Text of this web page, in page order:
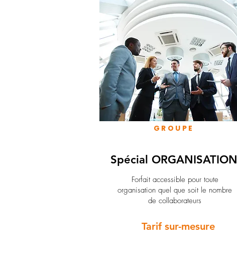
GROUPE
Spécial ORGANISATION
Forfait accessible pour toute
organisation quel que soit le nombre
de collaborateurs
Tarif sur-mesure